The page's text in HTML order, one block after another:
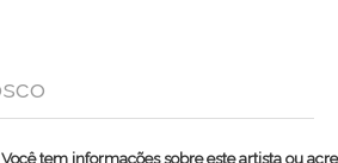
Você tem informações sobre este artista ou